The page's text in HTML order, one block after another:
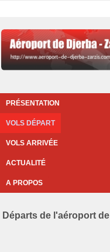
PRÉSENTATION
VOLS DÉPART
VOLS ARRIVÉE
ACTUALITÉ
A PROPOS
Départs de l'aéroport